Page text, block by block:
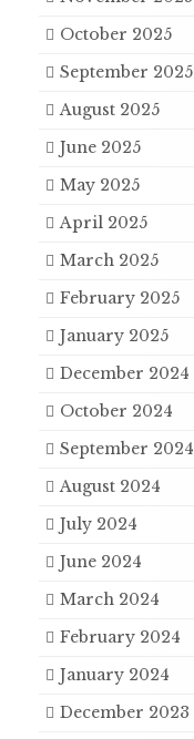
October 2025
September 2025
August 2025
June 2025
May 2025
April 2025
March 2025
February 2025
January 2025
December 2024
October 2024
September 2024
August 2024
July 2024
June 2024
March 2024
February 2024
January 2024
December 2023